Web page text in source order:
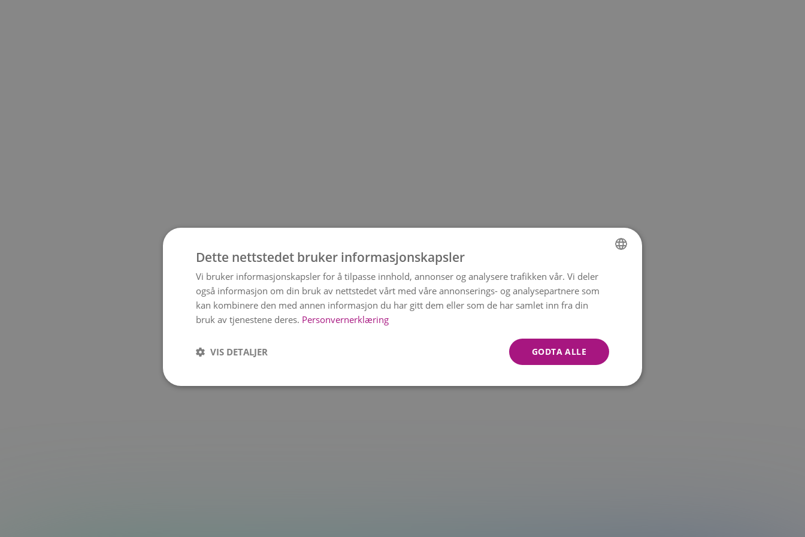
500
t.at is not a function
NORWEGIAN
ENGLISH
Dette nettstedet bruker informasjonskapsler
Vi bruker informasjonskapsler for å tilpasse innhold, annonser og analysere trafikken vår. Vi deler
også informasjon om din bruk av nettstedet vårt med våre annonserings- og analysepartnere som
kan kombinere den med annen informasjon du har gitt dem eller som de har samlet inn fra din
bruk av tjenestene deres. Personvernerklæring
GODTA ALLE
VIS DETALJER